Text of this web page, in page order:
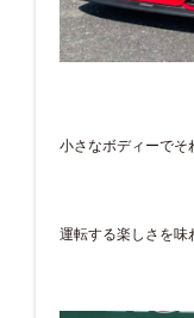
小さなボディーでそ
運転する楽しさを味